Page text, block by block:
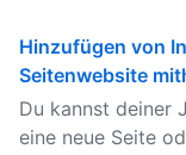
Hinzufügen von
Seitenwebsite
Du kannst deiner
eine neue Seite